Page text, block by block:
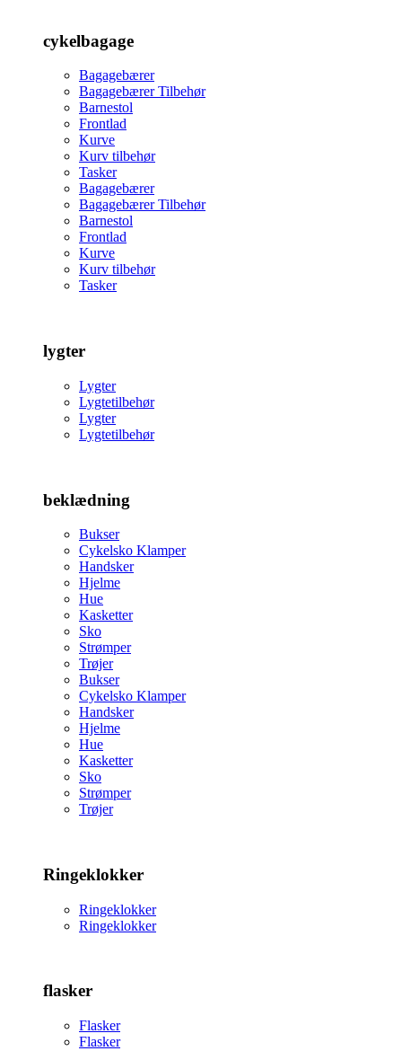
cykelbagage
Bagagebærer
Bagagebærer Tilbehør
Barnestol
Frontlad
Kurve
Kurv tilbehør
Tasker
Bagagebærer
Bagagebærer Tilbehør
Barnestol
Frontlad
Kurve
Kurv tilbehør
Tasker
lygter
Lygter
Lygtetilbehør
Lygter
Lygtetilbehør
beklædning
Bukser
Cykelsko Klamper
Handsker
Hjelme
Hue
Kasketter
Sko
Strømper
Trøjer
Bukser
Cykelsko Klamper
Handsker
Hjelme
Hue
Kasketter
Sko
Strømper
Trøjer
Ringeklokker
Ringeklokker
Ringeklokker
flasker
Flasker
Flasker